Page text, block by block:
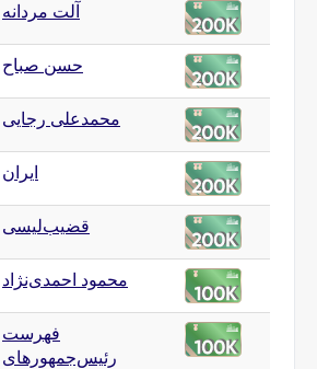
آلت مردانه
حسن صباح
محمدعلی رجایی
ایران
قضیب‌لیسی
محمود احمدی‌نژاد
فهرست
رئیس‌جمهورهای